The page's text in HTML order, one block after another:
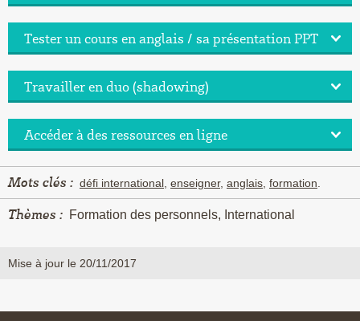
Tester un cours en anglais / sa présentation PPT
Travailler en duo (shadowing)
Accéder à des ressources en ligne
Mots clés : défi international, enseigner, anglais, formation.
Thèmes : Formation des personnels, International
Mise à jour le 20/11/2017